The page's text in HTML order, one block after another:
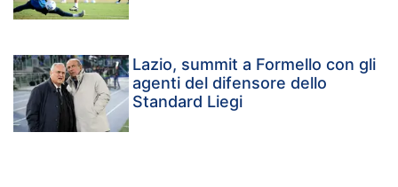
Lazio, summit a Formello con gli
agenti del difensore dello
Standard Liegi